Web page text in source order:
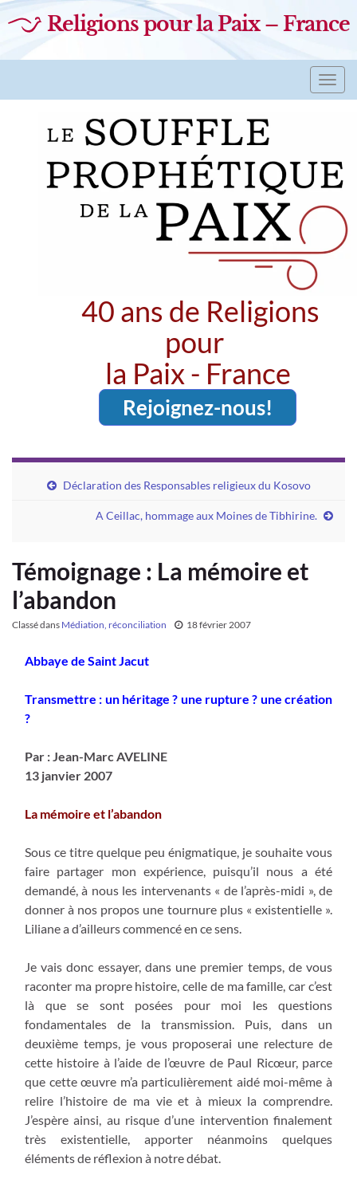
Religions pour la Paix – France
40 ans de Religions
pour
la Paix - France
Rejoignez-nous!
Déclaration des Responsables religieux du Kosovo
A Ceillac, hommage aux Moines de Tibhirine.
Témoignage : La mémoire et
l’abandon
Classé dans Médiation, réconciliation 18 février 2007
Abbaye de Saint Jacut
Transmettre : un héritage ? une rupture ? une création
?
Par : Jean-Marc AVELINE
13 janvier 2007
La mémoire et l’abandon
Sous ce titre quelque peu énigmatique, je souhaite vous
faire partager mon expérience, puisqu’il nous a été
demandé, à nous les intervenants « de l’après-midi », de
donner à nos propos une tournure plus « existentielle ».
Liliane a d’ailleurs commencé en ce sens.
Je vais donc essayer, dans une premier temps, de vous
raconter ma propre histoire, celle de ma famille, car c’est
là que se sont posées pour moi les questions
fondamentales de la transmission. Puis, dans un
deuxième temps, je vous proposerai une relecture de
cette histoire à l’aide de l’œuvre de Paul Ricœur, parce
que cette œuvre m’a particulièrement aidé moi-même à
relire l’histoire de ma vie et à mieux la comprendre.
J’espère ainsi, au risque d’une intervention finalement
très existentielle, apporter néanmoins quelques
éléments de réflexion à notre débat.